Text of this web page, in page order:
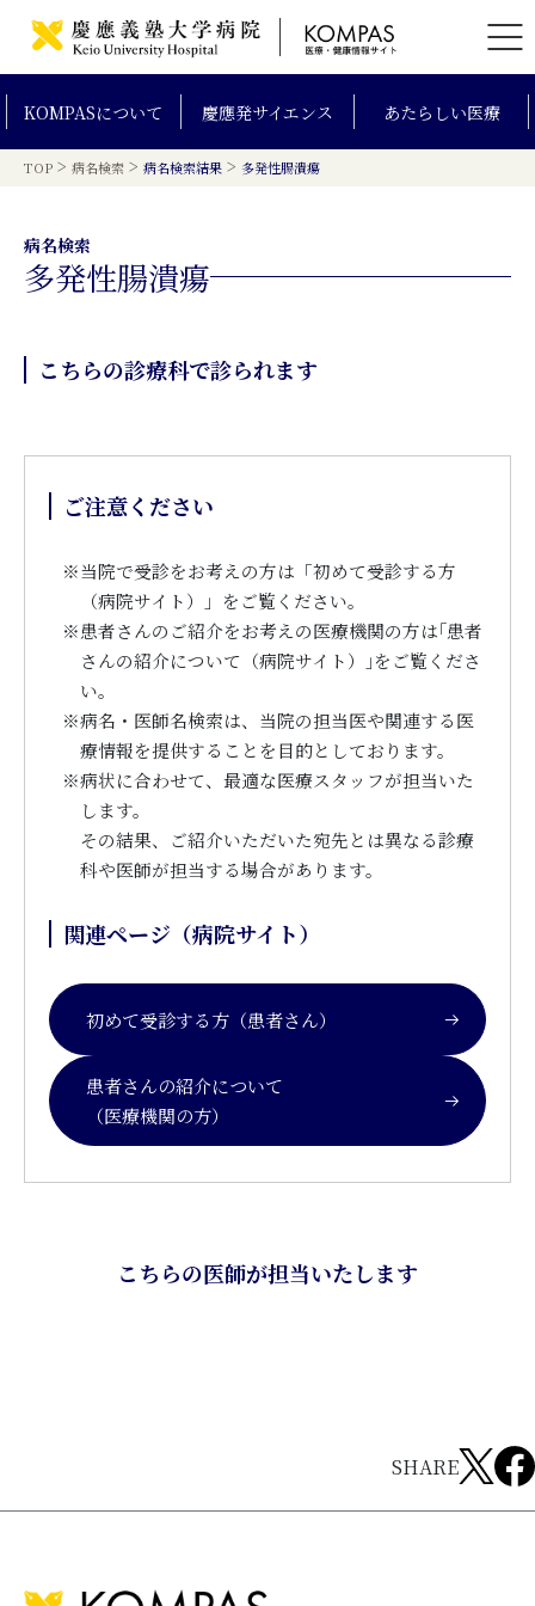
KOMPASについて 慶應発サイエンス あたらしい医療
TOP > 病名検索 > 病名検索結果 > 多発性腸潰瘍
病名検索
多発性腸潰瘍
こちらの診療科で診られます
ご注意ください
※当院で受診をお考えの方は「初めて受診する方
（病院サイト）」をご覧ください。
※患者さんのご紹介をお考えの医療機関の方は｢患者
さんの紹介について（病院サイト）｣をご覧くださ
い。
※病名・医師名検索は、当院の担当医や関連する医
療情報を提供することを目的としております。
※病状に合わせて、最適な医療スタッフが担当いた
します。
その結果、ご紹介いただいた宛先とは異なる診療
科や医師が担当する場合があります。
関連ページ（病院サイト）
初めて受診する方（患者さん）
患者さんの紹介について
（医療機関の方）
こちらの医師が担当いたします
SHARE